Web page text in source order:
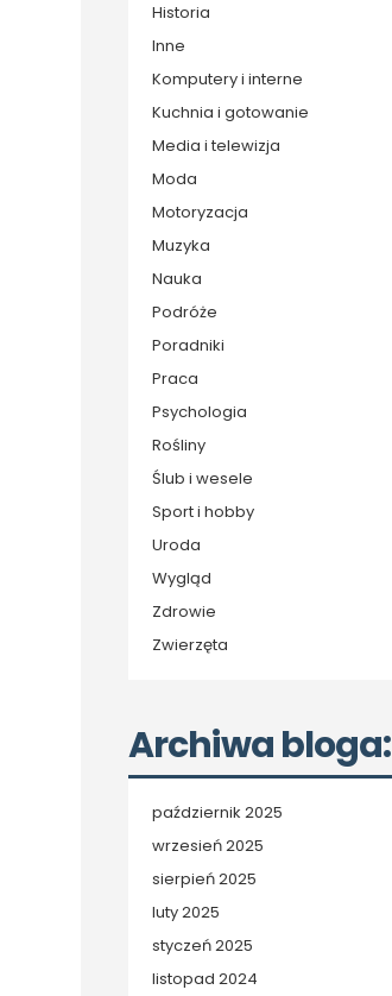
Historia
Inne
Komputery i interne
Kuchnia i gotowanie
Media i telewizja
Moda
Motoryzacja
Muzyka
Nauka
Podróże
Poradniki
Praca
Psychologia
Rośliny
Ślub i wesele
Sport i hobby
Uroda
Wygląd
Zdrowie
Zwierzęta
Archiwa bloga:
październik 2025
wrzesień 2025
sierpień 2025
luty 2025
styczeń 2025
listopad 2024